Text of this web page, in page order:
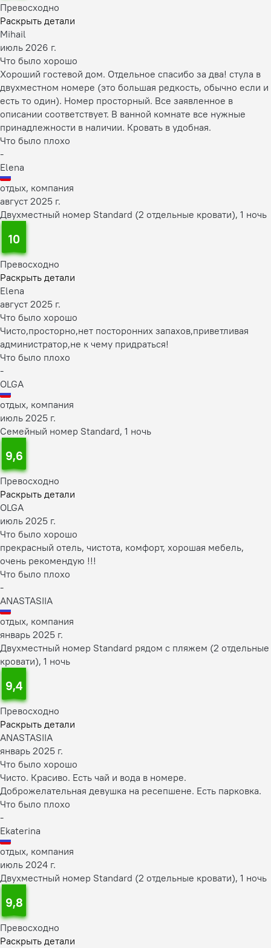
Превосходно
Раскрыть детали
Mihail
июль 2026 г.
Что было хорошо
Хороший гостевой дом. Отдельное спасибо за два! стула в
двухместном номере (это большая редкость, обычно если и
есть то один). Номер просторный. Все заявленное в
описании соответствует. В ванной комнате все нужные
принадлежности в наличии. Кровать в удобная.
Что было плохо
-
Elena
отдых, компания
август 2025 г.
Двухместный номер Standard (2 отдельные кровати), 1 ночь
10
Превосходно
Раскрыть детали
Elena
август 2025 г.
Что было хорошо
Чисто,просторно,нет посторонних запахов,приветливая
администратор,не к чему придраться!
Что было плохо
-
OLGA
отдых, компания
июль 2025 г.
Семейный номер Standard, 1 ночь
9,6
Превосходно
Раскрыть детали
OLGA
июль 2025 г.
Что было хорошо
прекрасный отель, чистота, комфорт, хорошая мебель,
очень рекомендую !!!
Что было плохо
-
ANASTASIIA
отдых, компания
январь 2025 г.
Двухместный номер Standard рядом с пляжем (2 отдельные
кровати), 1 ночь
9,4
Превосходно
Раскрыть детали
ANASTASIIA
январь 2025 г.
Что было хорошо
Чисто. Красиво. Есть чай и вода в номере.
Доброжелательная девушка на ресепшене. Есть парковка.
Что было плохо
-
Ekaterina
отдых, компания
июль 2024 г.
Двухместный номер Standard (2 отдельные кровати), 1 ночь
9,8
Превосходно
Раскрыть детали